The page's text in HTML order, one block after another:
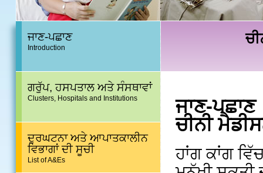
ਜਾਣ-ਪਛਾਣ
Introduction
ਗਰੁੱਪ, ਹਸਪਤਾਲ ਅਤੇ ਸੰਸਥਾਵਾਂ
Clusters, Hospitals and Institutions
ਦੁਰਘਟਨਾ ਅਤੇ ਆਪਾਤਕਾਲੀਨ
ਵਿਭਾਗਾਂ ਦੀ ਸੂਚੀ
List of A&Es
ਜਾਣ-ਪਛਾਣ
ਚੀਨੀ
ਹਾਂਗ ਕਾਂਗ